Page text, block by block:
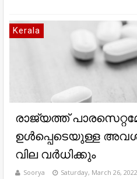
Kerala
രാജ്യത്ത്
ഉള്‍പ്പെടെയുള്ള
വില വര്‍ധിക്കും
Soorya Saturday, March 26, 2022